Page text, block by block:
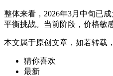
整体来看，2026年3月中旬已
平衡挑战。当前阶段，价格敏
本文属于原创文章，如若转载
猜你喜欢
最新